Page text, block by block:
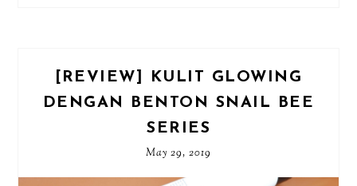
[REVIEW] KULIT GLOWING
DENGAN BENTON SNAIL BEE
SERIES
May 29, 2019